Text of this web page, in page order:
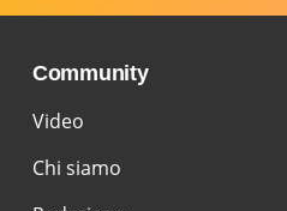
Community
Video
Chi siamo